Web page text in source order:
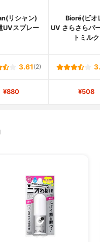
リシャン)
UVスプレー
Bioré(ビオ
UV さらさらパ
トミルク
3.61 (2)
¥880 ¥508